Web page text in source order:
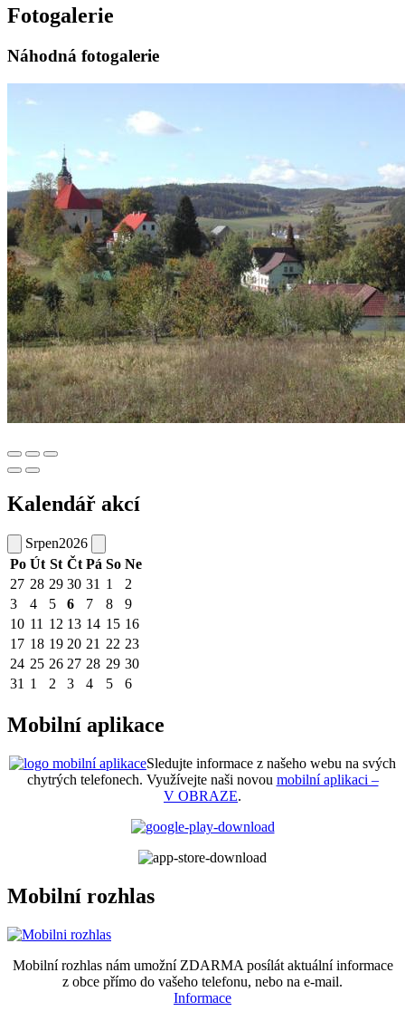
Fotogalerie
Náhodná fotogalerie
Kalendář akcí
Srpen2026
Po Út St Čt Pá So Ne
27 28 29 30 31 1
2
3
4 5 6 7 8
9
10 11 12 13 14 15 16
17 18 19 20 21 22 23
24 25 26 27 28 29 30
31 1 2 3 4 5 6
Mobilní aplikace
Sledujte informace z našeho webu na svých
chytrých telefonech. Využívejte naši novou mobilní aplikaci –
V OBRAZE.
Mobilní rozhlas
Mobilní rozhlas nám umožní ZDARMA posílát aktuální informace
z obce přímo do vašeho telefonu, nebo na e-mail.
Informace